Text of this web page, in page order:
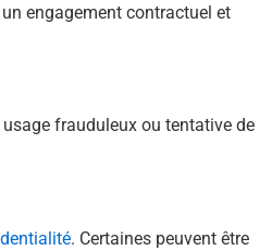
engagement contractuel et
frauduleux ou tentative de
. Certaines peuvent être